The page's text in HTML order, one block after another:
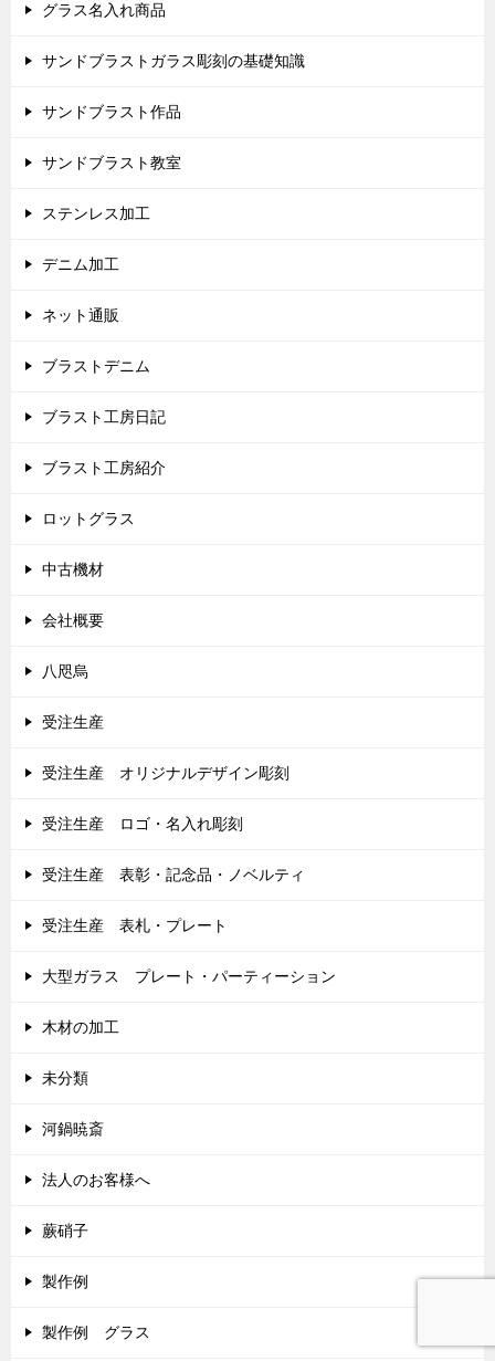
グラス名入れ商品
サンドブラストガラス彫刻の基礎知識
サンドブラスト作品
サンドブラスト教室
ステンレス加工
デニム加工
ネット通販
ブラストデニム
ブラスト工房日記
ブラスト工房紹介
ロットグラス
中古機材
会社概要
八咫烏
受注生産
受注生産 オリジナルデザイン彫刻
受注生産 ロゴ・名入れ彫刻
受注生産 表彰・記念品・ノベルティ
受注生産 表札・プレート
大型ガラス プレート・パーティーション
木材の加工
未分類
河鍋暁斎
法人のお客様へ
蕨硝子
製作例
製作例 グラス